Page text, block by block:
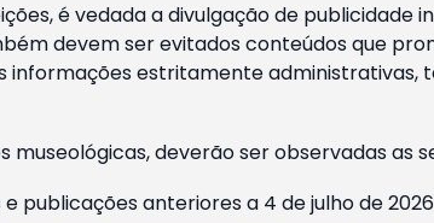
é vedada a divulgação de
devem ser evitados conteúdos que
estritamente administrativas,
museológicas, deverão ser observadas as
publicações anteriores a 4 de julho de